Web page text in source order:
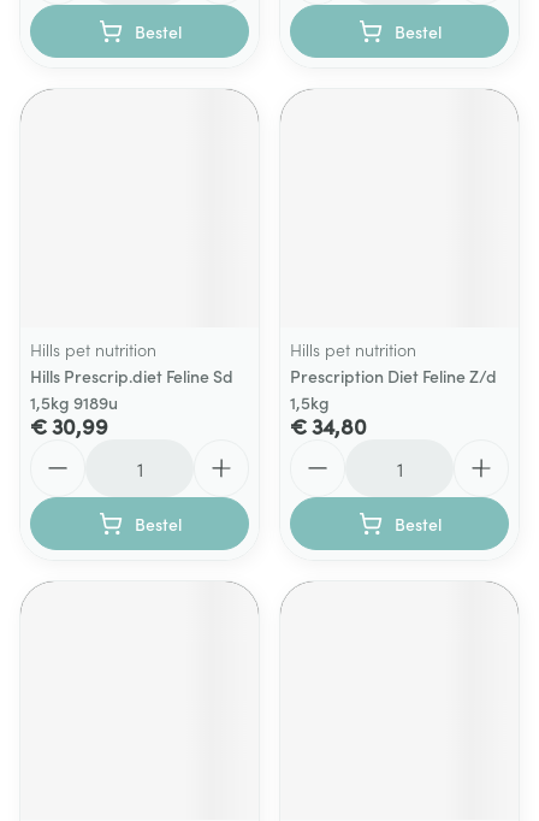
Bestel Bestel
Hills pet nutrition
Hills Prescrip.diet Feline Sd
1,5kg 9189u
€ 30,99
Bestel
Hills pet nutrition
Prescription Diet Feline Z/d
1,5kg
€ 34,80
Bestel